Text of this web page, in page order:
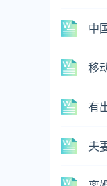
中
移
有
夫